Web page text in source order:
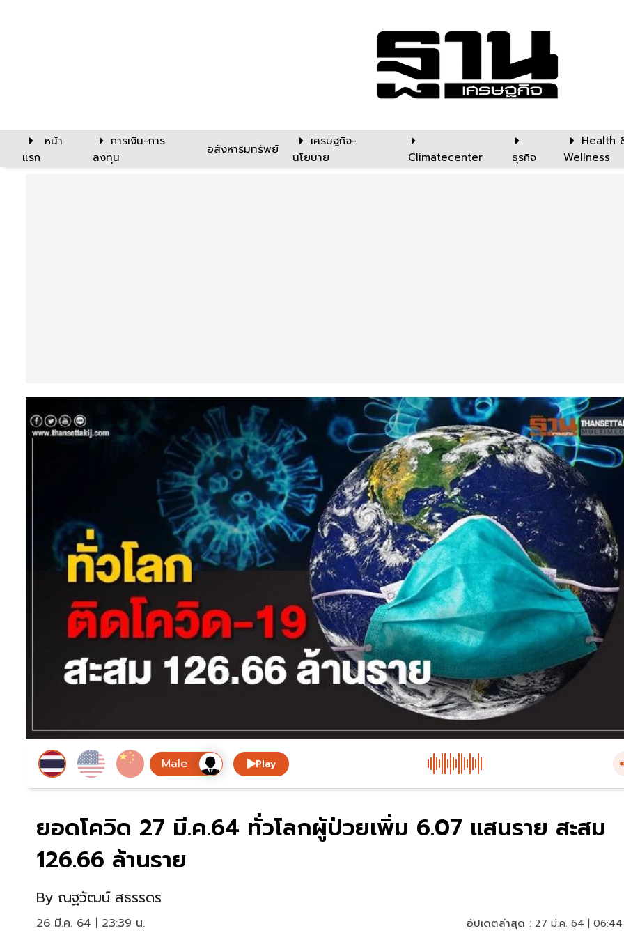
หน้า
แรก
การเงิน-การ
ลงทุน
อสังหาริมทรัพย์
เศรษฐกิจ-
นโยบาย
Climatecenter ธุรกิจ
Health
Wellness
Play
ยอดโควิด 27 มี.ค.64 ทั่วโลกผู้ป่วยเพิ่ม 6.07 แสนราย สะสม
126.66 ล้านราย
By ณฐวัฒน์ สธรรดร
26 มี.ค. 64 | 23:39 น. อัปเดตล่าสุด : 27 มี.ค. 64 |